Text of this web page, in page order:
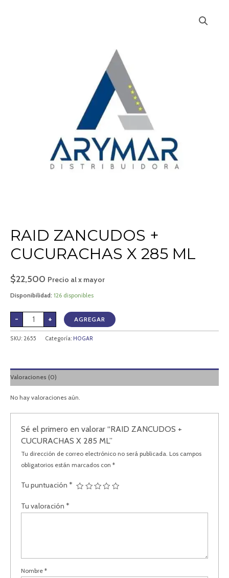
RAID ZANCUDOS +
CUCURACHAS X 285 ML
$22,500 Precio al x mayor
Disponibilidad: 126 disponibles
- + AGREGAR
SKU: 2655 Categoría: HOGAR
Valoraciones (0)
No hay valoraciones aún.
Sé el primero en valorar “RAID ZANCUDOS +
CUCURACHAS X 285 ML”
Tu dirección de correo electrónico no será publicada. Los campos
obligatorios están marcados con*
Tu puntuación*
Tu valoración*
Nombre*